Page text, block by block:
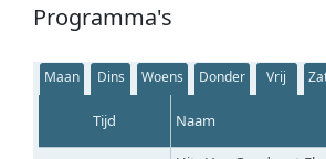
Programma's
Maan Dins Woens Donder Vrij
Tijd Naam